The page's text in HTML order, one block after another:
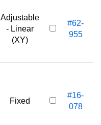
Adjustable
- Linear
(XY)
#62-
955
Fixed
#16-
078